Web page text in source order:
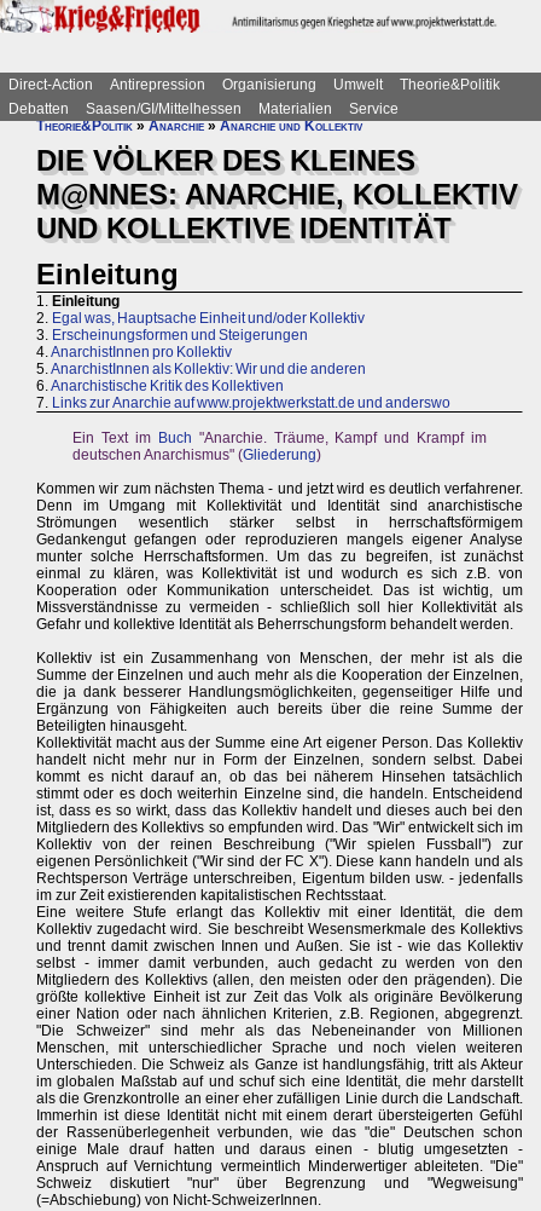
Direct-Action Antirepression Organisierung Umwelt
Theorie&Politik
Debatten
Saasen/GI/Mittelhessen Materialien
Service
Theorie&Politik»Anarchie»Anarchie und Kollektiv
DIE VÖLKER DES KLEINES
M@NNES: ANARCHIE, KOLLEKTIV
UND KOLLEKTIVE IDENTITÄT
Einleitung
1. Einleitung
2. Egal was, Hauptsache Einheit und/oder Kollektiv
3. Erscheinungsformen und Steigerungen
4.AnarchistInnen pro Kollektiv
5.AnarchistInnen als Kollektiv: Wir und die anderen
6.Anarchistische Kritik des Kollektiven
7. Links zur Anarchie auf www.projektwerkstatt.de und anderswo
Ein Text im Buch "Anarchie. Träume, Kampf und Krampf im
deutschen Anarchismus" (Gliederung)
Kommen wir zum nächsten Thema - und jetzt wird es deutlich verfahrener.
Denn im Umgang mit Kollektivität und Identität sind anarchistische
Strömungen wesentlich stärker selbst in herrschaftsförmigem
Gedankengut gefangen oder reproduzieren mangels eigener Analyse
munter solche Herrschaftsformen. Um das zu begreifen, ist zunächst
einmal zu klären, was Kollektivität ist und wodurch es sich z.B. von
Kooperation oder Kommunikation unterscheidet. Das ist wichtig, um
Missverständnisse zu vermeiden - schließlich soll hier Kollektivität als
Gefahr und kollektive Identität als Beherrschungsform behandelt werden.
Kollektiv ist ein Zusammenhang von Menschen, der mehr ist als die
Summe der Einzelnen und auch mehr als die Kooperation der Einzelnen,
die ja dank besserer Handlungsmöglichkeiten, gegenseitiger Hilfe und
Ergänzung von Fähigkeiten auch bereits über die reine Summe der
Beteiligten hinausgeht.
Kollektivität macht aus der Summe eine Art eigener Person. Das Kollektiv
handelt nicht mehr nur in Form der Einzelnen, sondern selbst. Dabei
kommt es nicht darauf an, ob das bei näherem Hinsehen tatsächlich
stimmt oder es doch weiterhin Einzelne sind, die handeln. Entscheidend
ist, dass es so wirkt, dass das Kollektiv handelt und dieses auch bei den
Mitgliedern des Kollektivs so empfunden wird. Das "Wir" entwickelt sich im
Kollektiv von der reinen Beschreibung ("Wir spielen Fussball") zur
eigenen Persönlichkeit ("Wir sind der FC X"). Diese kann handeln und als
Rechtsperson Verträge unterschreiben, Eigentum bilden usw. - jedenfalls
im zur Zeit existierenden kapitalistischen Rechtsstaat.
Eine weitere Stufe erlangt das Kollektiv mit einer Identität, die dem
Kollektiv zugedacht wird. Sie beschreibt Wesensmerkmale des Kollektivs
und trennt damit zwischen Innen und Außen. Sie ist - wie das Kollektiv
selbst - immer damit verbunden, auch gedacht zu werden von den
Mitgliedern des Kollektivs (allen, den meisten oder den prägenden). Die
größte kollektive Einheit ist zur Zeit das Volk als originäre Bevölkerung
einer Nation oder nach ähnlichen Kriterien, z.B. Regionen, abgegrenzt.
"Die Schweizer" sind mehr als das Nebeneinander von Millionen
Menschen, mit unterschiedlicher Sprache und noch vielen weiteren
Unterschieden. Die Schweiz als Ganze ist handlungsfähig, tritt als Akteur
im globalen Maßstab auf und schuf sich eine Identität, die mehr darstellt
als die Grenzkontrolle an einer eher zufälligen Linie durch die Landschaft.
Immerhin ist diese Identität nicht mit einem derart übersteigerten Gefühl
der Rassenüberlegenheit verbunden, wie das "die" Deutschen schon
einige Male drauf hatten und daraus einen - blutig umgesetzten -
Anspruch auf Vernichtung vermeintlich Minderwertiger ableiteten. "Die"
Schweiz diskutiert "nur" über Begrenzung und "Wegweisung"
(=Abschiebung) von Nicht-SchweizerInnen.